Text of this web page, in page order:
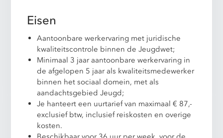
Eisen
Aantoonbare werkervaring met juridische
kwaliteitscontrole binnen de Jeugdwet;
Minimaal 3 jaar aantoonbare werkervaring in
de afgelopen 5 jaar als kwaliteitsmedewerker
binnen het sociaal domein, met als
aandachtsgebied Jeugd;
Je hanteert een uurtarief van maximaal € 87,-
exclusief btw, inclusief reiskosten en overige
kosten.